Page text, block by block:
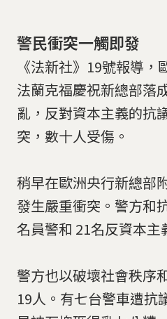
警民衝突一觸即發
《法新社》19號報導，
法蘭克福慶祝新總部落
亂，反對資本主義的抗
突，數十人受傷。
稍早在歐洲央行新總部
發生嚴重衝突。警方和
名員警和 21名反資本主
警方也以破壞社會秩序
19人。有七台警車遭抗